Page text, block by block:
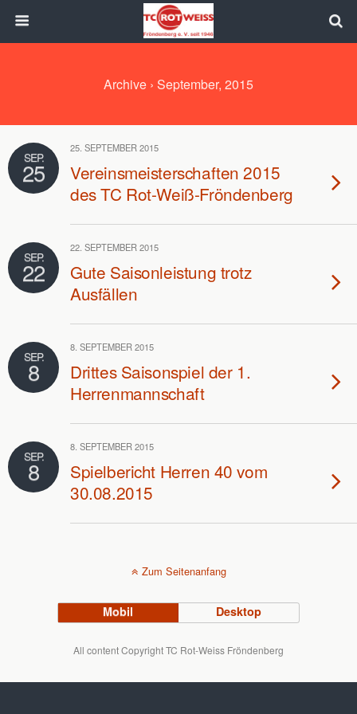
Archive › September, 2015
SEP.
25
25. SEPTEMBER 2015
Vereinsmeisterschaften 2015
des TC Rot-Weiß-Fröndenberg
SEP.
22
22. SEPTEMBER 2015
Gute Saisonleistung trotz
Ausfällen
SEP.
8
8. SEPTEMBER 2015
Drittes Saisonspiel der 1.
Herrenmannschaft
SEP.
8
8. SEPTEMBER 2015
Spielbericht Herren 40 vom
30.08.2015
Zum Seitenanfang
Mobil Desktop
All content Copyright TC Rot-Weiss Fröndenberg